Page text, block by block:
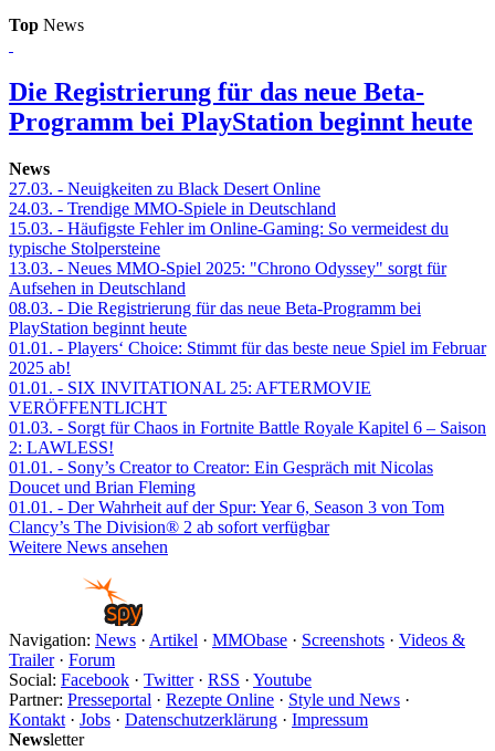
Top News
Die Registrierung für das neue Beta-
Programm bei PlayStation beginnt heute
News
27.03. - Neuigkeiten zu Black Desert Online
24.03. - Trendige MMO-Spiele in Deutschland
15.03. - Häufigste Fehler im Online-Gaming: So vermeidest du
typische Stolpersteine
13.03. - Neues MMO-Spiel 2025: "Chrono Odyssey" sorgt für
Aufsehen in Deutschland
08.03. - Die Registrierung für das neue Beta-Programm bei
PlayStation beginnt heute
01.01. - Players‘ Choice: Stimmt für das beste neue Spiel im Februar
2025 ab!
01.01. - SIX INVITATIONAL 25: AFTERMOVIE
VERÖFFENTLICHT
01.03. - Sorgt für Chaos in Fortnite Battle Royale Kapitel 6 – Saison
2: LAWLESS!
01.01. - Sony’s Creator to Creator: Ein Gespräch mit Nicolas
Doucet und Brian Fleming
01.01. - Der Wahrheit auf der Spur: Year 6, Season 3 von Tom
Clancy’s The Division® 2 ab sofort verfügbar
Weitere News ansehen
Navigation: News · Artikel · MMObase · Screenshots · Videos &
Trailer· Forum
Social: Facebook · Twitter· RSS · Youtube
Partner: Presseportal · Rezepte Online · Style und News ·
Kontakt · Jobs · Datenschutzerklärung · Impressum
Newsletter